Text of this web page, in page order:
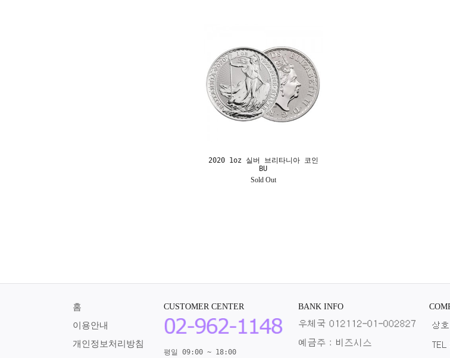
2020 1oz 실버 브리타니아 코인
BU
Sold Out
홈
이용안내
개인정보처리방침
CUSTOMER CENTER
평일 09:00 ~ 18:00
BANK INFO